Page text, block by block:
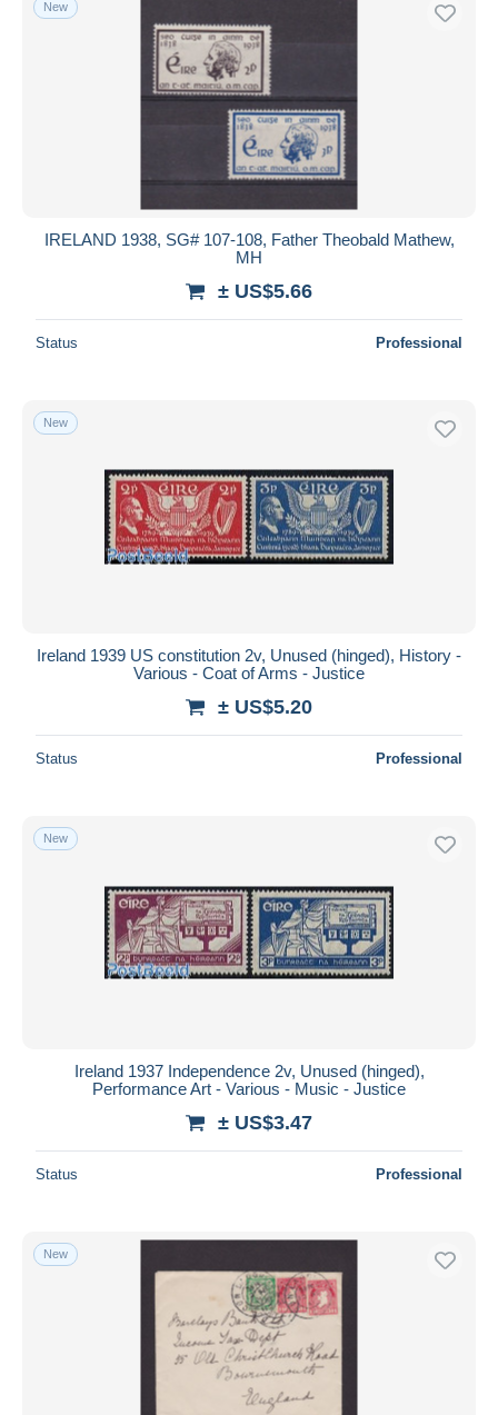
Free shipping
Payment methods
PayPal
MasterCard
Bancontact
iDeal
Seller's residence
Submit
New
IRELAND 1938, SG# 107-108, Father Theobald Mathew,
MH
± US$5.66
Status Professional
New
Ireland 1939 US constitution 2v, Unused (hinged), History -
Various - Coat of Arms - Justice
± US$5.20
Status Professional
New
Ireland 1937 Independence 2v, Unused (hinged),
Performance Art - Various - Music - Justice
± US$3.47
Status Professional
New